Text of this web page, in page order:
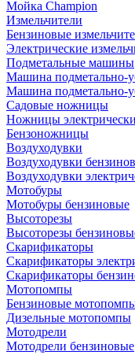
Мойка Champion
Измельчители
Бензиновые
Электрические
Подметальные машины
Машина подметально-
Машина подметально-
Садовые ножницы
Ножницы
Бензоножницы
Воздуходувки
Воздуходувки
Воздуходувки
Мотобуры
Мотобуры бензиновые
Высоторезы
Высоторезы
Скарификаторы
Скарификаторы
Скарификаторы
Мотопомпы
Бензиновые
Дизельные мотопомпы
Мотодрели
Мотодрели бензиновые